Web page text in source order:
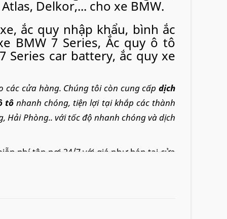
Delkor,... cho xe BMW.
ắc quy nhập khẩu, bình ắc
BMW 7 Series, Ắc quy ô tô
Series car battery, ắc quy xe
các cửa hàng. Chúng tôi còn cung cấp dịch
tônhanh chóng, tiện lợi tại khắp các thành
Hải Phòng.. với tốc độ nhanh chóng và dịch
phí tận nơi 24/7 với giá như bán tại cửa